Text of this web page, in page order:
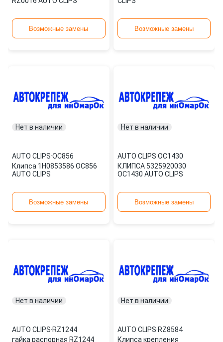
Возможные замены Возможные замены
Нет в наличии
AUTO CLIPS·OC856
Клипса 1H0853586 OC856
AUTO CLIPS
Возможные замены
Нет в наличии
AUTO CLIPS·OC1430
КЛИПСА 5325920030
OC1430 AUTO CLIPS
Возможные замены
Нет в наличии
AUTO CLIPS·RZ1244
гайка распорная RZ1244
Нет в наличии
AUTO CLIPS·RZ8584
Клипса крепления